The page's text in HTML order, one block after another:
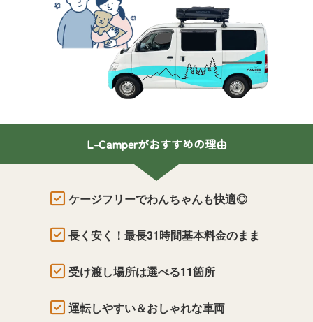
L-Camperがおすすめの理由
ケージフリーでわんちゃんも快適◎
長く安く！最長31時間基本料金のまま
受け渡し場所は選べる11箇所
運転しやすい＆おしゃれな車両